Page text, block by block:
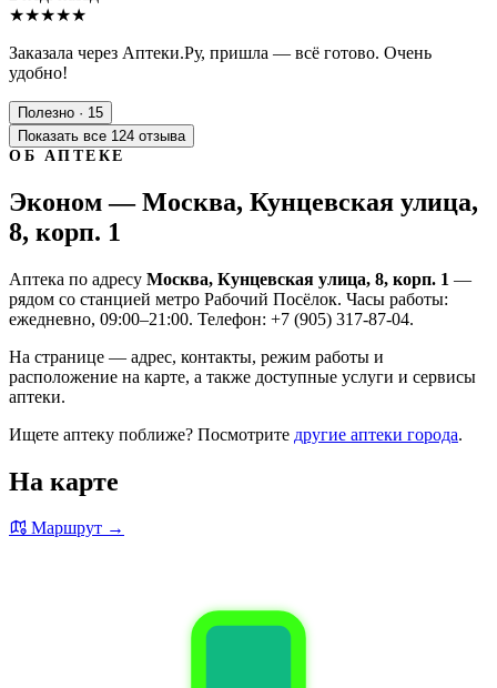
★★★★★
Заказала через Аптеки.Ру, пришла — всё готово. Очень
удобно!
Полезно · 15
Показать все 124 отзыва
ОБ АПТЕКЕ
Эконом — Москва, Кунцевская улица,
8, корп. 1
Аптека по адресу Москва, Кунцевская улица, 8, корп. 1 —
рядом со станцией метро Рабочий Посёлок. Часы работы:
ежедневно, 09:00–21:00. Телефон: +7 (905) 317-87-04.
На странице — адрес, контакты, режим работы и
расположение на карте, а также доступные услуги и сервисы
аптеки.
Ищете аптеку поближе? Посмотрите другие аптеки города.
На карте
Маршрут →